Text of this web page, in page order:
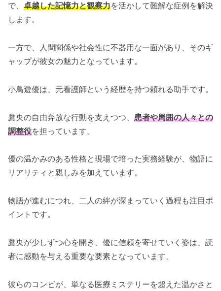
で、 卓越した記憶力と観察力を活かして難解な症例を解決
します。
一方で、人間関係や社会性に不器用な一面があり、そのギ
ャップが彼女の魅力となっています。
小鳥遊優は、元看護師という経歴を持つ頼れる助手です。
鷹央の自由奔放な行動を支えつつ、 患者や周囲の人々との
調整役を担っています。
優の温かみのある性格と現場で培った実務経験が、物語に
リアリティと親しみを加えています。
物語が進むにつれ、二人の絆が深まっていく過程も注目ポ
イントです。
鷹央が少しずつ心を開き、優に信頼を寄せていく姿は、読
者に感動を与える重要な要素となっています。
彼らのコンビが、単なる医療ミステリーを超えた温かさと